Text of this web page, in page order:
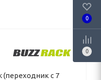
(переходник с 7
0
0